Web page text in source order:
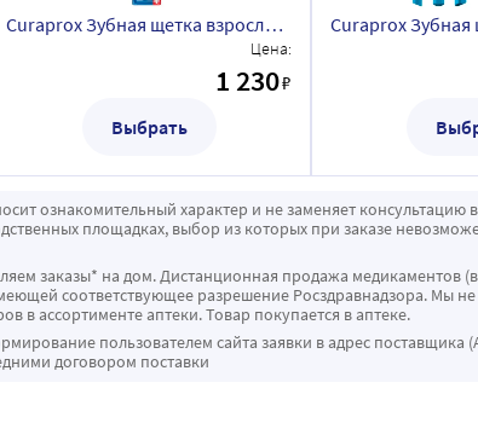
Curaprox Зубная щетка взрослая Ultrasoft ультра мягкая CS5460
Цена:
1 230₽
Выбрать
ознакомительный характер и не заменяет
площадках, выбор из которых при заказе
заказы* на дом. Дистанционная продажа медикаментов (в
соответствующее разрешение Росздравнадзора. Мы
в ассортименте аптеки. Товар покупается в аптеке.
пользователем сайта заявки в адрес
договором поставки